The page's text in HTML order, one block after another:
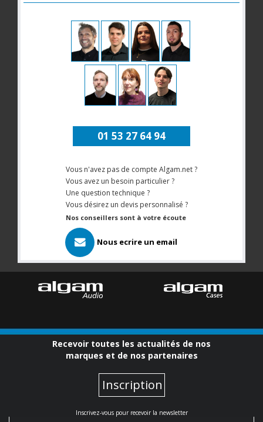
01 53 27 64 94
Vous n'avez pas de compte Algam.net ?
Vous avez un besoin particulier ?
Une question technique ?
Vous désirez un devis personnalisé ?
Nos conseillers sont à votre écoute
Nous ecrire un email
Recevoir toutes les actualités de nos
marques et de nos partenaires
Inscription
Inscrivez-vous pour recevoir la newsletter